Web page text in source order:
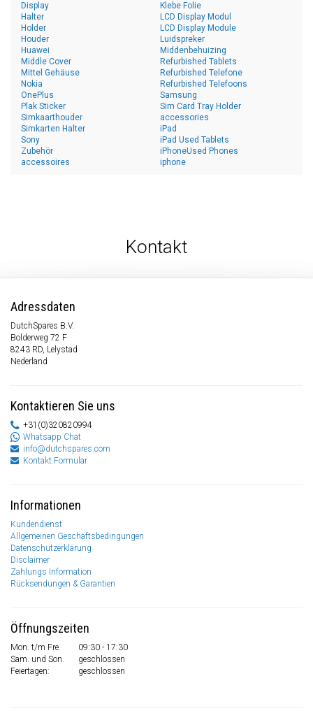
Display
Halter
Holder
Houder
Huawei
Klebe Folie
LCD Display Modul
LCD Display Module
Luidspreker
Middenbehuizing
Middle Cover
Mittel Gehäuse
Nokia
OnePlus
Plak Sticker
Refurbished Tablets
Refurbished Telefone
Refurbished Telefoons
Samsung
Sim Card Tray Holder
Simkaarthouder
Simkarten Halter
Sony
Zubehör
accessoires
accessories
iPad
iPad Used Tablets
iPhoneUsed Phones
iphone
Kontakt
Adressdaten
DutchSpares B.V.
Bolderweg 72 F
8243 RD, Lelystad
Nederland
Kontaktieren Sie uns
+31(0)320820994
Whatsapp Chat
info@dutchspares.com
Kontakt Formular
Informationen
Kundendienst
Allgemeinen Geschäftsbedingungen
Datenschutzerklärung
Disclaimer
Zahlungs Information
Rücksendungen & Garantien
Öffnungszeiten
Mon. t/m Fre.
09:30 - 17:30
Sam. und Son.
geschlossen
Feiertagen:
geschlossen